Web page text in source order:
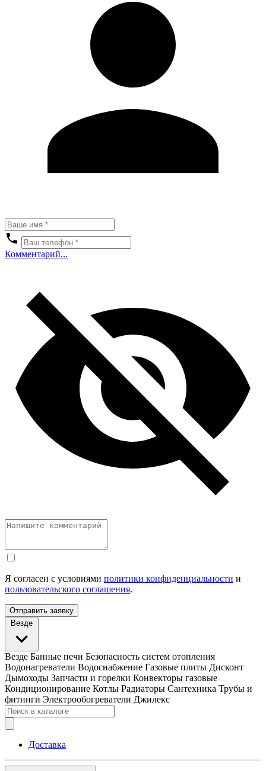
Комментарий...
Я согласен с условиями политики конфиденциальности и
пользовательского соглашения.
Отправить заявку
Везде
Везде Банные печи Безопасность систем отопления
Водонагреватели Водоснабжение Газовые плиты Дисконт
Дымоходы Запчасти и горелки Конвекторы газовые
Кондиционирование Котлы Радиаторы Сантехника Трубы и
фитинги Электрообогреватели Джилекс
Доставка